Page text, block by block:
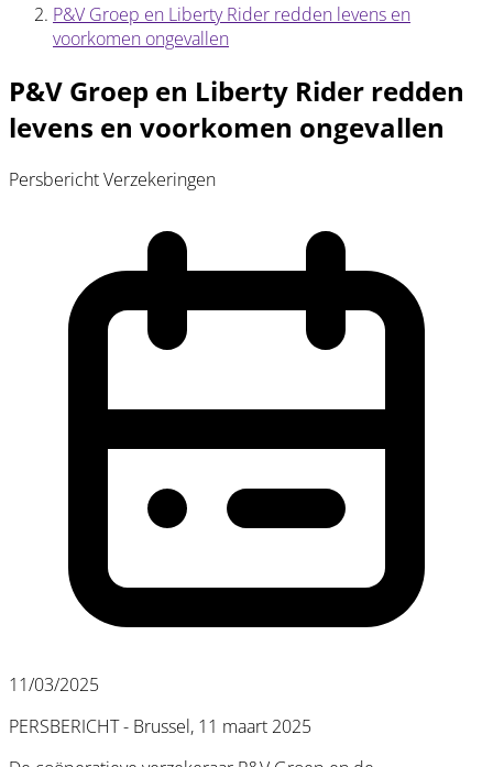
P&V Groep en Liberty Rider redden levens en
voorkomen ongevallen
P&V Groep en Liberty Rider redden
levens en voorkomen ongevallen
PersberichtVerzekeringen
11/03/2025
PERSBERICHT - Brussel, 11 maart 2025